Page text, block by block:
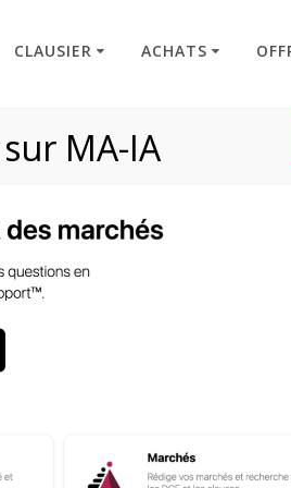
CLAUSIER ACHATS
droit à
MA-IA